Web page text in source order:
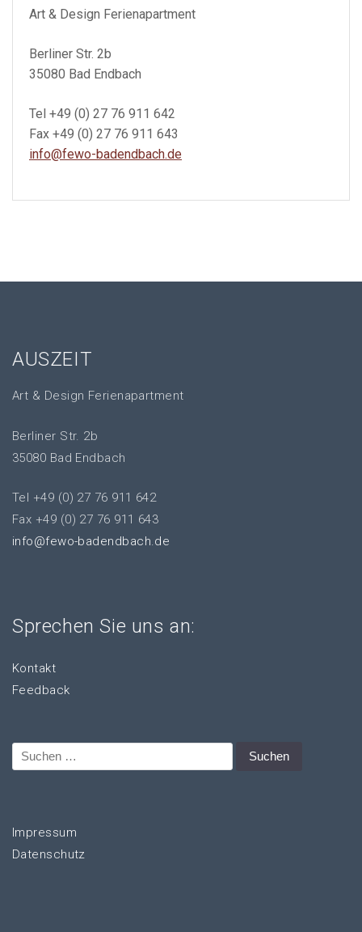
Art & Design Ferienapartment
Berliner Str. 2b
35080 Bad Endbach
Tel +49 (0) 27 76 911 642
Fax +49 (0) 27 76 911 643
info@fewo-badendbach.de
AUSZEIT
Art & Design Ferienapartment
Berliner Str. 2b
35080 Bad Endbach
Tel +49 (0) 27 76 911 642
Fax +49 (0) 27 76 911 643
info@fewo-badendbach.de
Sprechen Sie uns an:
Kontakt
Feedback
Suchen
nach:
Impressum
Datenschutz